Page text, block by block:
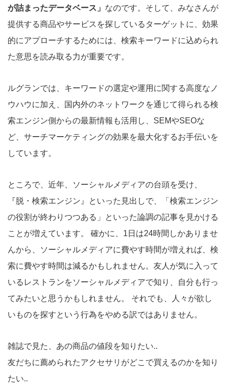
が詰まったデータベース」 なのです。そして、みなさんが
提供する商品やサービスを探しているターゲットに、効果
的にアプローチするためには、検索キーワードに込められ
た意思を読み取る力が重要です。
ルグランでは、キーワードの選定や運用に関する高度なノ
ウハウに加え、国内外のネットワークを通じて得られる検
索エンジン側からの最新情報も活用し、SEMやSEOな
ど、サーチマーケティングの効果を最大化するお手伝いを
しています。
ところで、近年、ソーシャルメディアの台頭を受け、
『脱・検索エンジン』といった見出しで、「検索エンジン
の役割が終わりつつある」といった論調の記事を見かける
ことが増えています。 確かに、1日は24時間しかありませ
んから、ソーシャルメディアに費やす時間が増えれば、検
索に費やす時間は減るかもしれません。友人が気に入って
いるレストランをソーシャルメディアで知り、自分も行っ
てみたいと思うかもしれません。 それでも、人々が欲し
いものを探すという行為をやめる訳ではありません。
雑誌で見た、あの商品の値段を知りたい..
友だちに薦められたアクセサリがどこで買えるのかを知り
たい..